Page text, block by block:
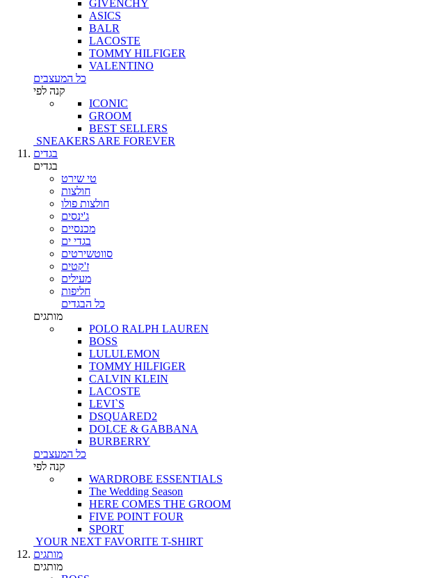
GIVENCHY
ASICS
BALR
LACOSTE
TOMMY HILFIGER
VALENTINO
כל המעצבים
קנה לפי
ICONIC
GROOM
BEST SELLERS
SNEAKERS ARE FOREVER
בגדים
בגדים
טי שירט
חולצות
חולצות פולו
ג'ינסים
מכנסיים
בגדי ים
סווטשירטים
ז'קטים
מעילים
חליפות
כל הבגדים
מותגים
POLO RALPH LAUREN
BOSS
LULULEMON
TOMMY HILFIGER
CALVIN KLEIN
LACOSTE
LEVI`S
DSQUARED2
DOLCE & GABBANA
BURBERRY
כל המעצבים
קנה לפי
WARDROBE ESSENTIALS
The Wedding Season
HERE COMES THE GROOM
FIVE POINT FOUR
SPORT
YOUR NEXT FAVORITE T-SHIRT
מותגים
מותגים